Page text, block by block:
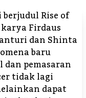
Rise of
Firdaus
dan Shinta
baru
pemasaran
tidak lagi
dapat